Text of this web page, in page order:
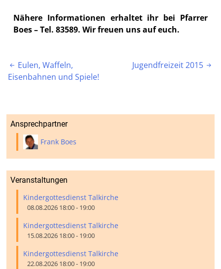
Nähere Informationen erhaltet ihr bei Pfarrer
Boes – Tel. 83589. Wir freuen uns auf euch.
Beitragsnavigation
 Eulen, Waffeln,
Eisenbahnen und Spiele!
Jugendfreizeit 2015 
Ansprechpartner
Frank Boes
Veranstaltungen
Kindergottesdienst Talkirche
08.08.2026 18:00 - 19:00
Kindergottesdienst Talkirche
15.08.2026 18:00 - 19:00
Kindergottesdienst Talkirche
22.08.2026 18:00 - 19:00